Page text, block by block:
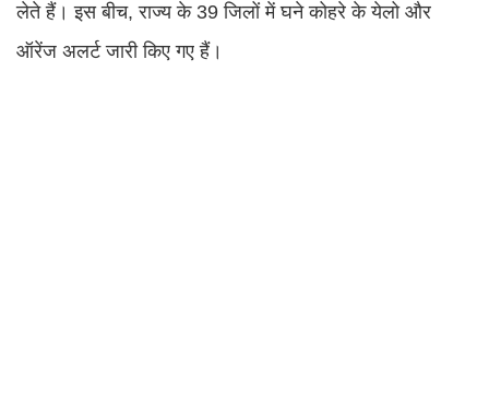
लेते हैं। इस बीच, राज्य के 39 जिलों में घने कोहरे के येलो और
ऑरेंज अलर्ट जारी किए गए हैं।